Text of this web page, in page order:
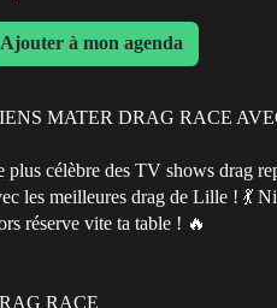
Ajouter à mon agenda
MATER DRAG RACE
plus célèbre des TV shows drag
les meilleures drag de Lille ! 💃
réserve vite ta table ! 🔥
RACE